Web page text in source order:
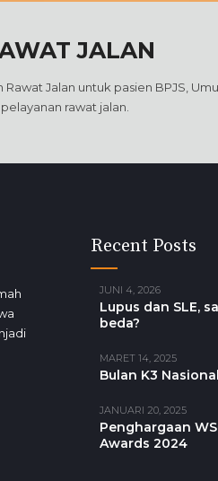
JALAN
Jalan untuk pasien BPJS,
rawat jalan.
Recent Posts
JUNI 4, 2026
Lupus dan SLE,
beda?
MARET 14, 2025
Bulan K3
JANUARI 20, 2025
Penghargaan
Awards 2024